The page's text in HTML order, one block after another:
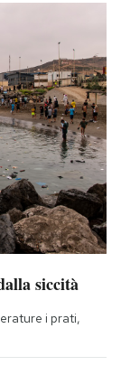
siccità
i prati,